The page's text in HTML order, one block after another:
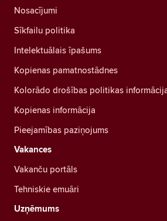
Nosacījumi
Sīkfailu politika
Intelektuālais īpašums
Kopienas pamatnostādnes
Kolorādo drošības politikas
Kopienas informācija
Pieejamības paziņojums
Vakances
Vakanču portāls
Tehniskie emuāri
Uzņēmums